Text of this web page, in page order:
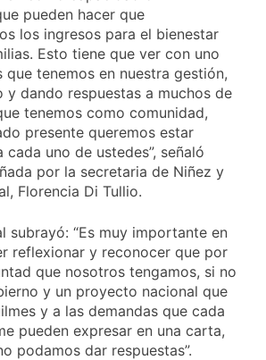
pueden hacer que
los ingresos para el bienestar
Esto tiene que ver con uno
tenemos en nuestra gestión,
y dando respuestas a muchos de
tenemos como comunidad,
presente queremos estar
uno de ustedes”, señaló
por la secretaria de Niñez y
Florencia Di Tullio.
subrayó: “Es muy importante en
reflexionar y reconocer que por
que nosotros tengamos, si no
y un proyecto nacional que
y a las demandas que cada
pueden expresar en una carta,
podamos dar respuestas”.